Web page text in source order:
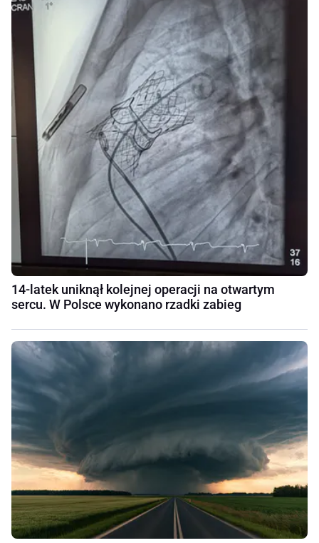
14-latek uniknął kolejnej operacji na otwartym
sercu. W Polsce wykonano rzadki zabieg